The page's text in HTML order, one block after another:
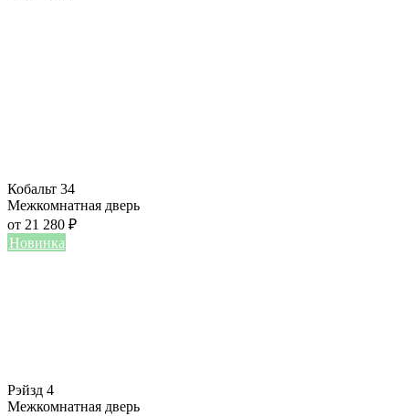
Кобальт 34
Межкомнатная дверь
от 21 280 ₽
Новинка
Рэйзд 4
Межкомнатная дверь